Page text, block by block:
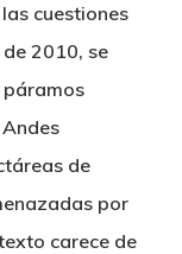
cuestiones
2010, se
de
por
carece de